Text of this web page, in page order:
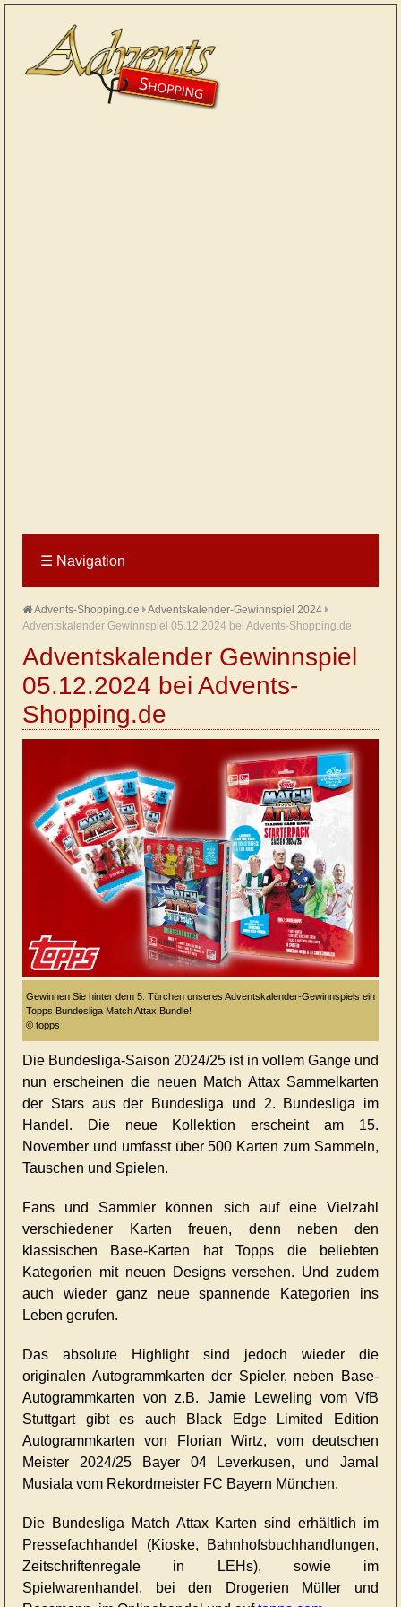
☰ Navigation
Advents-Shopping.de
Adventskalender-Gewinnspiel 2024
Adventskalender Gewinnspiel 05.12.2024 bei Advents-Shopping.de
Adventskalender Gewinnspiel
05.12.2024 bei Advents-
Shopping.de
Gewinnen Sie hinter dem 5. Türchen unseres Adventskalender-Gewinnspiels ein
Topps Bundesliga Match Attax Bundle!
© topps
Die Bundesliga-Saison 2024/25 ist in vollem Gange und
nun erscheinen die neuen Match Attax Sammelkarten
der Stars aus der Bundesliga und 2. Bundesliga im
Handel. Die neue Kollektion erscheint am 15.
November und umfasst über 500 Karten zum Sammeln,
Tauschen und Spielen.
Fans und Sammler können sich auf eine Vielzahl
verschiedener Karten freuen, denn neben den
klassischen Base-Karten hat Topps die beliebten
Kategorien mit neuen Designs versehen. Und zudem
auch wieder ganz neue spannende Kategorien ins
Leben gerufen.
Das absolute Highlight sind jedoch wieder die
originalen Autogrammkarten der Spieler, neben Base-
Autogrammkarten von z.B. Jamie Leweling vom VfB
Stuttgart gibt es auch Black Edge Limited Edition
Autogrammkarten von Florian Wirtz, vom deutschen
Meister 2024/25 Bayer 04 Leverkusen, und Jamal
Musiala vom Rekordmeister FC Bayern München.
Die Bundesliga Match Attax Karten sind erhältlich im
Pressefachhandel (Kioske, Bahnhofsbuchhandlungen,
Zeitschriftenregale in LEHs), sowie im
Spielwarenhandel, bei den Drogerien Müller und